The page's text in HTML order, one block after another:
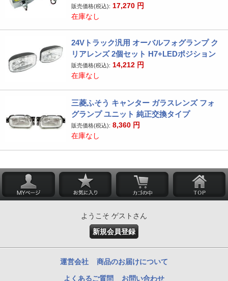
販売価格(税込): 17,270 円
在庫なし
24Vトラック汎用 オーバルフォグランプ ク
リアレンズ 2個セット H7+LEDポジション
販売価格(税込): 14,212 円
在庫なし
三菱ふそう キャンター ガラスレンズ フォ
グランプ ユニット 純正交換タイプ
販売価格(税込): 8,360 円
在庫なし
ようこそ ゲストさん
新規会員登録
運営会社 商品のお届けについて
よくあるご質問 お問い合わせ